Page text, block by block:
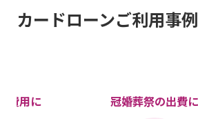
カードローンご利用事例
費用に 冠婚葬祭の出費に